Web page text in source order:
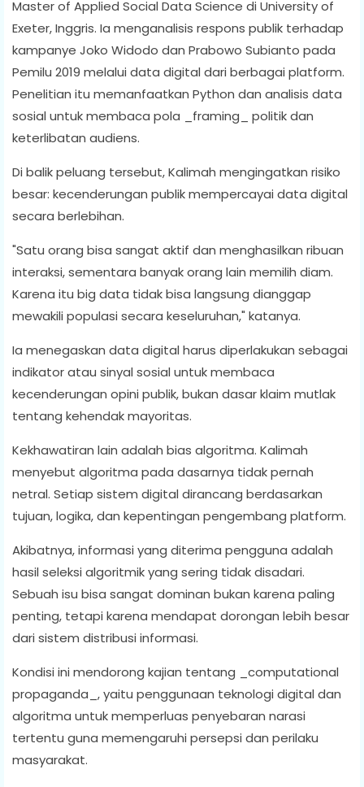
Master of Applied Social Data Science di University of
Exeter, Inggris. Ia menganalisis respons publik terhadap
kampanye Joko Widodo dan Prabowo Subianto pada
Pemilu 2019 melalui data digital dari berbagai platform.
Penelitian itu memanfaatkan Python dan analisis data
sosial untuk membaca pola _framing_ politik dan
keterlibatan audiens.
Di balik peluang tersebut, Kalimah mengingatkan risiko
besar: kecenderungan publik mempercayai data digital
secara berlebihan.
"Satu orang bisa sangat aktif dan menghasilkan ribuan
interaksi, sementara banyak orang lain memilih diam.
Karena itu big data tidak bisa langsung dianggap
mewakili populasi secara keseluruhan," katanya.
Ia menegaskan data digital harus diperlakukan sebagai
indikator atau sinyal sosial untuk membaca
kecenderungan opini publik, bukan dasar klaim mutlak
tentang kehendak mayoritas.
Kekhawatiran lain adalah bias algoritma. Kalimah
menyebut algoritma pada dasarnya tidak pernah
netral. Setiap sistem digital dirancang berdasarkan
tujuan, logika, dan kepentingan pengembang platform.
Akibatnya, informasi yang diterima pengguna adalah
hasil seleksi algoritmik yang sering tidak disadari.
Sebuah isu bisa sangat dominan bukan karena paling
penting, tetapi karena mendapat dorongan lebih besar
dari sistem distribusi informasi.
Kondisi ini mendorong kajian tentang _computational
propaganda_, yaitu penggunaan teknologi digital dan
algoritma untuk memperluas penyebaran narasi
tertentu guna memengaruhi persepsi dan perilaku
masyarakat.